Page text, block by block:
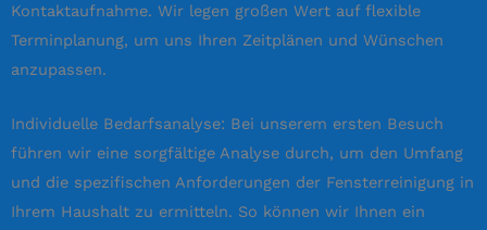
Kontaktaufnahme. Wir legen großen Wert auf flexible
Terminplanung, um uns Ihren Zeitplänen und Wünschen
anzupassen.
Individuelle Bedarfsanalyse: Bei unserem ersten Besuch
führen wir eine sorgfältige Analyse durch, um den Umfang
und die spezifischen Anforderungen der Fensterreinigung in
Ihrem Haushalt zu ermitteln. So können wir Ihnen ein